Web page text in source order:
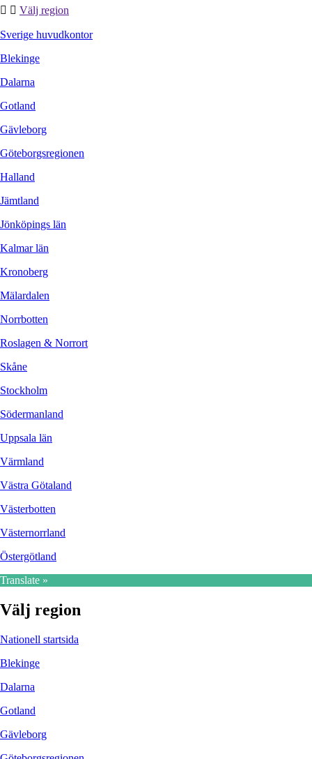
Välj region
Sverige huvudkontor
Blekinge
Dalarna
Gotland
Gävleborg
Göteborgsregionen
Halland
Jämtland
Jönköpings län
Kalmar län
Kronoberg
Mälardalen
Norrbotten
Roslagen & Norrort
Skåne
Stockholm
Södermanland
Uppsala län
Värmland
Västra Götaland
Västerbotten
Västernorrland
Östergötland
Translate »
Välj region
Nationell startsida
Blekinge
Dalarna
Gotland
Gävleborg